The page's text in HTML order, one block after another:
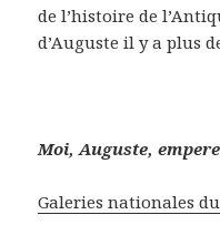
de l’histoire de
d’Auguste il y a plus
Moi, Auguste,
Galeries nationales